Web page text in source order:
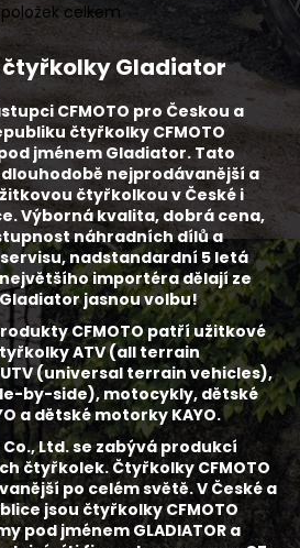
O
v
l
á
d
a
c
í
p
r
v
k
y
v
ý
p
i
s
u
položek celkem
čtyřkolky Gladiator
CFMOTO pro Českou a
čtyřkolky CFMOTO
jménem Gladiator. Tato
nejprodávanější a
čtyřkolkou v České i
Výborná kvalita, dobrá cena,
náhradních dílů a
nadstandardní 5 letá
importéra dělají ze
jasnou volbu!
CFMOTOpatří užitkové
ATV (all terrain
(universal terrain vehicles),
by-side),motocykly, dětské
a dětské motorky KAYO.
Co., Ltd. se zabývá produkcí
čtyřkolek. Čtyřkolky CFMOTO
po celém světě. V České a
jsou čtyřkolky CFMOTO
pod jménem GLADIATOR a